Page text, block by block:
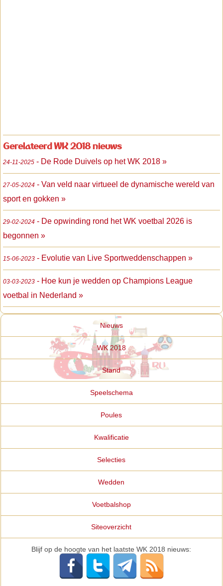
Gerelateerd WK 2018 nieuws
24-11-2025 - De Rode Duivels op het WK 2018 »
27-05-2024 - Van veld naar virtueel de dynamische wereld van
sport en gokken »
29-02-2024 - De opwinding rond het WK voetbal 2026 is
begonnen »
15-06-2023 - Evolutie van Live Sportweddenschappen »
03-03-2023 - Hoe kun je wedden op Champions League
voetbal in Nederland »
Nieuws
WK 2018
Stand
Speelschema
Poules
Kwalificatie
Selecties
Wedden
Voetbalshop
Siteoverzicht
Blijf op de hoogte van het laatste WK 2018 nieuws: